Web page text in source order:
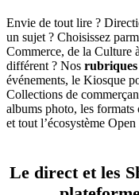
Envie de tout lire ?
un sujet ? Choisissez
Commerce, de la Culture
différent ? Nos rubriques
événements, le Kiosque
Collections de
albums photo, les
et tout l’écosystème
Le direct et les